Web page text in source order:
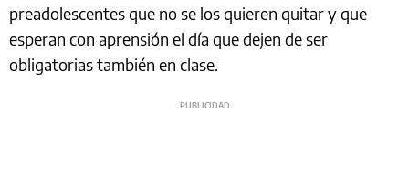
preadolescentes que no se los quieren quitar y que
esperan con aprensión el día que dejen de ser
obligatorias también en clase.